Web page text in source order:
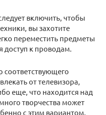
включить, чтобы
вы захотите
переместить предметы
доступ к проводам.
соответствующего
от телевизора,
еще, что находится над
творчества может
с этим вариантом.